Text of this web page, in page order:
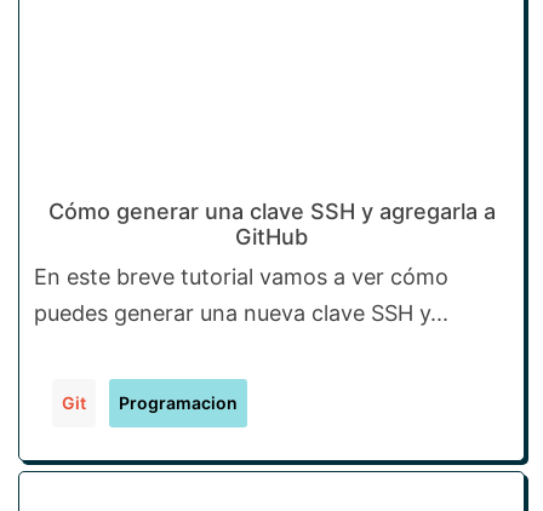
Cómo generar una clave SSH y agregarla a
GitHub
En este breve tutorial vamos a ver cómo
puedes generar una nueva clave SSH y...
Git Programacion